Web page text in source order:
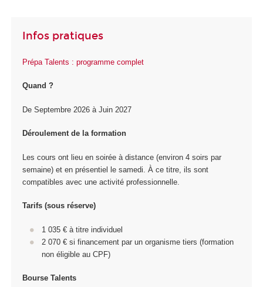
Infos pratiques
Prépa Talents : programme complet
Quand ?
De Septembre 2026 à Juin 2027
Déroulement de la formation
Les cours ont lieu en soirée à distance (environ 4 soirs par
semaine) et en présentiel le samedi. À ce titre, ils sont
compatibles avec une activité professionnelle.
Tarifs (sous réserve)
1 035 € à titre individuel
2 070 € si financement par un organisme tiers (formation
non éligible au CPF)
Bourse Talents